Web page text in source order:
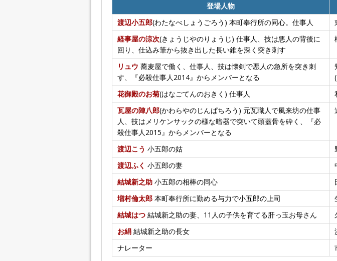
登場人物
渡辺小五郎(わたなべしょうごろう) 本町奉行所の同心。仕事人
経事屋の涼次(きょうじやのりょうじ) 仕事人、技は悪人の背後に
回り、仕込み筆から抜き出した長い錐を深く突き刺す
リュウ 蕎麦屋で働く、仕事人、技は懐剣で悪人の急所を突き刺
す、『必殺仕事人2014』からメンバーとなる
花御殿のお菊(はなごてんのおきく) 仕事人
瓦屋の陣八郎(かわらやのじんぱちろう) 元瓦職人で風来坊の仕事
人、技はメリケンサックの様な暗器で突いて頭蓋骨を砕く、『必
殺仕事人2015』からメンバーとなる
渡辺こう 小五郎の姑
渡辺ふく 小五郎の妻
結城新之助 小五郎の相棒の同心
増村倫太郎 本町奉行所に勤める与力で小五郎の上司
結城はつ 結城新之助の妻、11人の子供を育てる肝っ玉お母さん
お絹 結城新之助の長女
ナレーター